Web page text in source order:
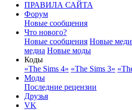
ПРАВИЛА САЙТА
Форум
Новые сообщения
Что нового?
Новые сообщения Новые
медиа Новые моды
Коды
«The Sims 4» «The Sims 3»
Моды
Последние рецензии
Друзья
VK